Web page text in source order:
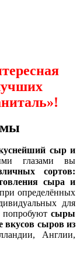
сыр и
глазами вы
сортов:
сыра и
при определённых
для
попробуют сыры
вкусов сыров из
Англии,